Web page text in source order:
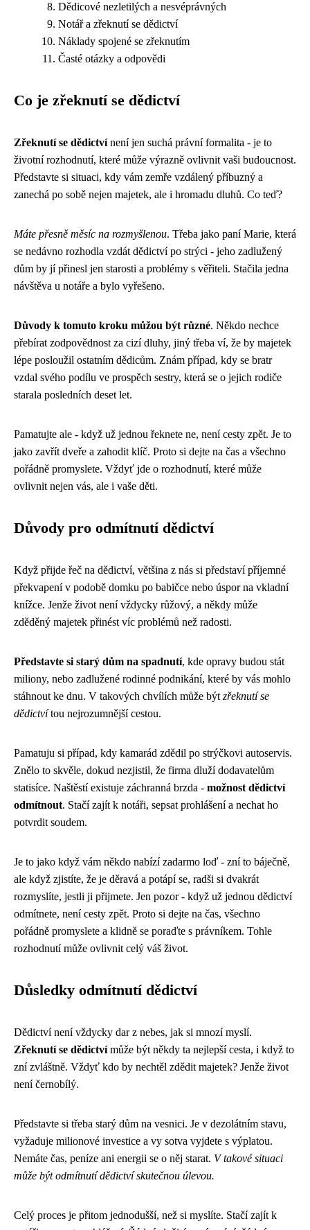
Dědicové nezletilých a nesvéprávných
Notář a zřeknutí se dědictví
Náklady spojené se zřeknutím
Časté otázky a odpovědi
Co je zřeknutí se dědictví
Zřeknutí se dědictvínení jen suchá právní formalita - je to
životní rozhodnutí, které může výrazně ovlivnit vaši budoucnost.
Představte si situaci, kdy vám zemře vzdálený příbuzný a
zanechá po sobě nejen majetek, ale i hromadu dluhů. Co teď?
Máte přesně měsíc na rozmyšlenou. Třeba jako paní Marie, která
se nedávno rozhodla vzdát dědictví po strýci - jeho zadlužený
dům by jí přinesl jen starosti a problémy s věřiteli. Stačila jedna
návštěva u notáře a bylo vyřešeno.
Důvody k tomuto kroku můžou být různé. Někdo nechce
přebírat zodpovědnost za cizí dluhy, jiný třeba ví, že by majetek
lépe posloužil ostatním dědicům. Znám případ, kdy se bratr
vzdal svého podílu ve prospěch sestry, která se o jejich rodiče
starala posledních deset let.
Pamatujte ale - když už jednou řeknete ne, není cesty zpět. Je to
jako zavřít dveře a zahodit klíč. Proto si dejte na čas a všechno
pořádně promyslete. Vždyť jde o rozhodnutí, které může
ovlivnit nejen vás, ale i vaše děti.
Důvody pro odmítnutí dědictví
Když přijde řeč na dědictví, většina z nás si představí příjemné
překvapení v podobě domku po babičce nebo úspor na vkladní
knížce. Jenže život není vždycky růžový, a někdy může
zděděný majetek přinést víc problémů než radosti.
Představte si starý dům na spadnutí, kde opravy budou stát
miliony, nebo zadlužené rodinné podnikání, které by vás mohlo
stáhnout ke dnu. V takových chvílích může být zřeknutí se
dědictvítou nejrozumnější cestou.
Pamatuju si případ, kdy kamarád zdědil po strýčkovi autoservis.
Znělo to skvěle, dokud nezjistil, že firma dluží dodavatelům
statisíce. Naštěstí existuje záchranná brzda - možnost dědictví
odmítnout. Stačí zajít k notáři, sepsat prohlášení a nechat ho
potvrdit soudem.
Je to jako když vám někdo nabízí zadarmo loď - zní to báječně,
ale když zjistíte, že je děravá a potápí se, radši si dvakrát
rozmyslíte, jestli ji přijmete. Jen pozor - když už jednou dědictví
odmítnete, není cesty zpět. Proto si dejte na čas, všechno
pořádně promyslete a klidně se poraďte s právníkem. Tohle
rozhodnutí může ovlivnit celý váš život.
Důsledky odmítnutí dědictví
Dědictví není vždycky dar z nebes, jak si mnozí myslí.
Zřeknutí se dědictvímůže být někdy ta nejlepší cesta, i když to
zní zvláštně. Vždyť kdo by nechtěl zdědit majetek? Jenže život
není černobílý.
Představte si třeba starý dům na vesnici. Je v dezolátním stavu,
vyžaduje milionové investice a vy sotva vyjdete s výplatou.
Nemáte čas, peníze ani energii se o něj starat. V takové situaci
může být odmítnutí dědictví skutečnou úlevou.
Celý proces je přitom jednodušší, než si myslíte. Stačí zajít k